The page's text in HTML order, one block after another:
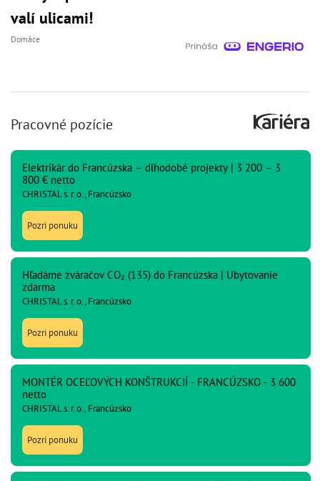
valí ulicami!
Domáce
Pracovné pozície
Elektrikár do Francúzska – dlhodobé projekty | 3 200 – 3
800 € netto
CHRISTAL s. r. o., Francúzsko
Pozri ponuku
Hľadáme zváračov CO₂ (135) do Francúzska | Ubytovanie
zdarma
CHRISTAL s. r. o., Francúzsko
Pozri ponuku
MONTÉR OCEĽOVÝCH KONŠTRUKCIÍ - FRANCÚZSKO - 3 600
netto
CHRISTAL s. r. o., Francúzsko
Pozri ponuku